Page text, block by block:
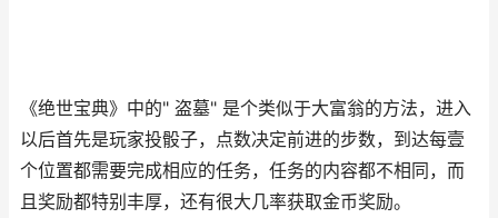
《绝世宝典》中的" 盗墓" 是个类似于大富翁的方法，进入
以后首先是玩家投骰子，点数决定前进的步数，到达每壹
个位置都需要完成相应的任务，任务的内容都不相同，而
且奖励都特别丰厚，还有很大几率获取金币奖励。